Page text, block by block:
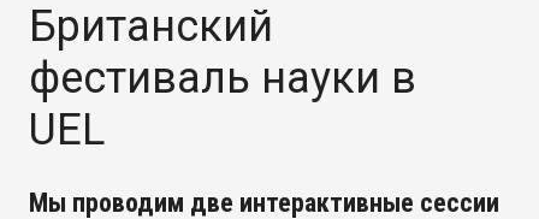
Британский
фестиваль науки в
UEL
Мы проводим две интерактивные сессии